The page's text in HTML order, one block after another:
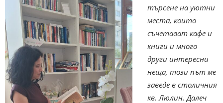
търсене на уютни
места, които
съчетават кафе и
книги и много
други интересни
неща, този път ме
заведе в столичния
кв. Люлин. Далеч